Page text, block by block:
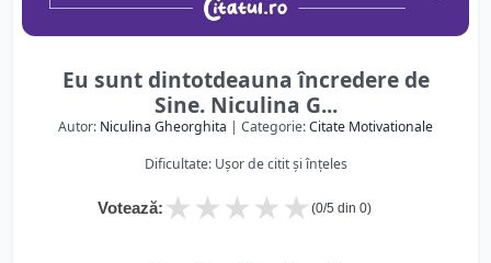
Eu sunt dintotdeauna încredere de
Sine. Niculina G...
Autor: Niculina Gheorghita | Categorie:Citate Motivationale
Dificultate: Ușor de citit și înțeles
Votează: ★
★
★
★
★ (0/5 din 0)